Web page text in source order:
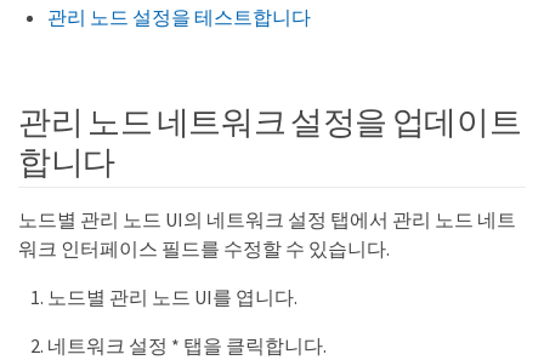
관리 노드 설정을 테스트합니다
관리 노드 네트워크 설정을 업데이트
합니다
노드별 관리 노드 UI의 네트워크 설정 탭에서 관리 노드 네트
워크 인터페이스 필드를 수정할 수 있습니다.
노드별 관리 노드 UI를 엽니다.
네트워크 설정 * 탭을 클릭합니다.